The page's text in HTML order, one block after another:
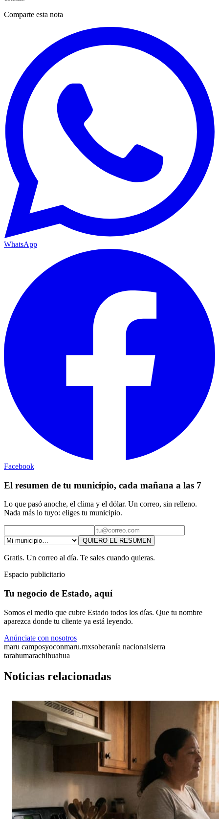
Comparte esta nota
WhatsApp
Facebook
El resumen de tu municipio, cada mañana a las 7
Lo que pasó anoche, el clima y el dólar. Un correo, sin relleno.
Nada más lo tuyo: eliges tu municipio.
QUIERO EL RESUMEN
Gratis. Un correo al día. Te sales cuando quieras.
Espacio publicitario
Tu negocio de Estado, aquí
Somos el medio que cubre Estado todos los días. Que tu nombre
aparezca donde tu cliente ya está leyendo.
Anúnciate con nosotros
maru camposyoconmaru.mxsoberanía nacionalsierra
tarahumarachihuahua
Noticias relacionadas